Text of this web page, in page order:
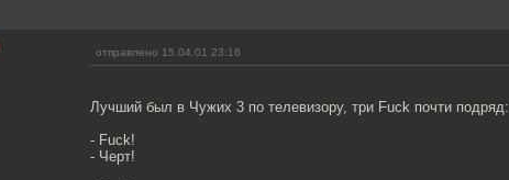
отправлено 15.04.01 23:16
Лучший был в Чужих 3 по телевизору, три Fuck почти подряд:
- Fuck!
- Черт!